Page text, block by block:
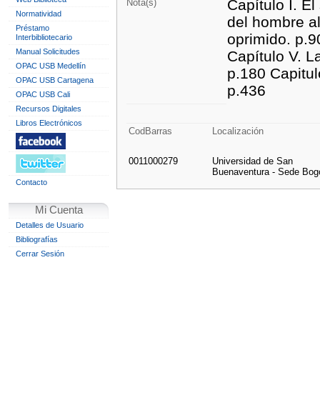
Normatividad
Préstamo
Interbibliotecario
Manual Solicitudes
OPAC USB Medellín
OPAC USB Cartagena
OPAC USB Cali
Recursos Digitales
Libros Electrónicos
Contacto
Mi Cuenta
Detalles de Usuario
Bibliografías
Cerrar Sesión
Nota(s)
Capítulo I. El
del hombre
oprimido.
Capítulo V.
p.180
p.436
CodBarras Localización
0011000279
Universidad de San
Buenaventura - Sede